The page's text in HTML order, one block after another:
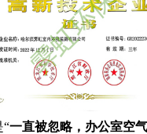
“一直被忽略，办公室空